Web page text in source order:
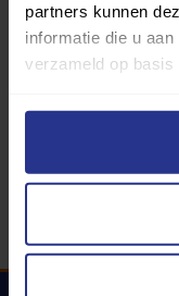
partners kunnen
informatie die u
verzameld op basis